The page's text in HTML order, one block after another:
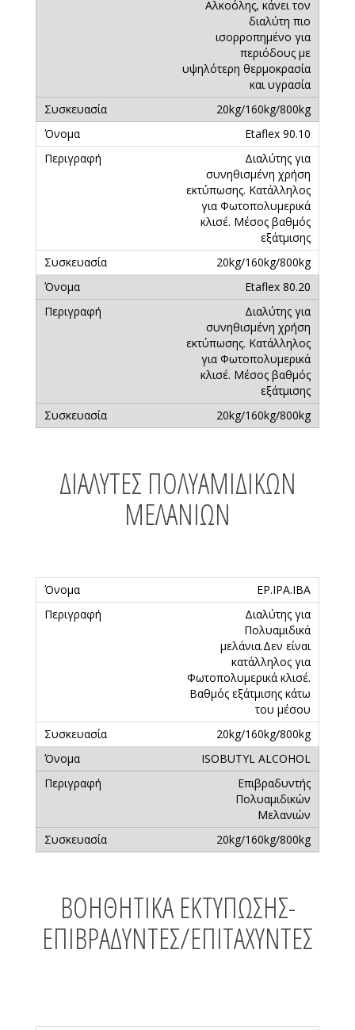
Αλκοόλης, κάνει τον
διαλύτη πιο
ισορροπημένο για
περιόδους με
υψηλότερη θερμοκρασία
και υγρασία
20kg/160kg/800kg
Etaflex 90.10
Διαλύτης για
συνηθισμένη χρήση
εκτύπωσης. Κατάλληλος
για Φωτοπολυμερικά
κλισέ. Μέσος βαθμός
εξάτμισης
20kg/160kg/800kg
Etaflex 80.20
Διαλύτης για
συνηθισμένη χρήση
εκτύπωσης. Κατάλληλος
για Φωτοπολυμερικά
κλισέ. Μέσος βαθμός
εξάτμισης
20kg/160kg/800kg
ΔΙΑΛΎΤΕΣ ΠΟΛΥΑΜΙΔΙΚΏΝ
ΜΕΛΑΝΙΏΝ
EP.IPA.IBA
Διαλύτης για
Πολυαμιδικά
μελάνια.Δεν είναι
κατάλληλος για
Φωτοπολυμερικά κλισέ.
Βαθμός εξάτμισης κάτω
του μέσου
20kg/160kg/800kg
ISOBUTYL ALCOHOL
Επιβραδυντής
Πολυαμιδικών
Μελανιών
20kg/160kg/800kg
ΒΟΗΘΗΤΙΚΆ ΕΚΤΎΠΩΣΗΣ-
ΕΠΙΒΡΑΔΥΝΤΈΣ/ΕΠΙΤΑΧΥΝΤΈΣ